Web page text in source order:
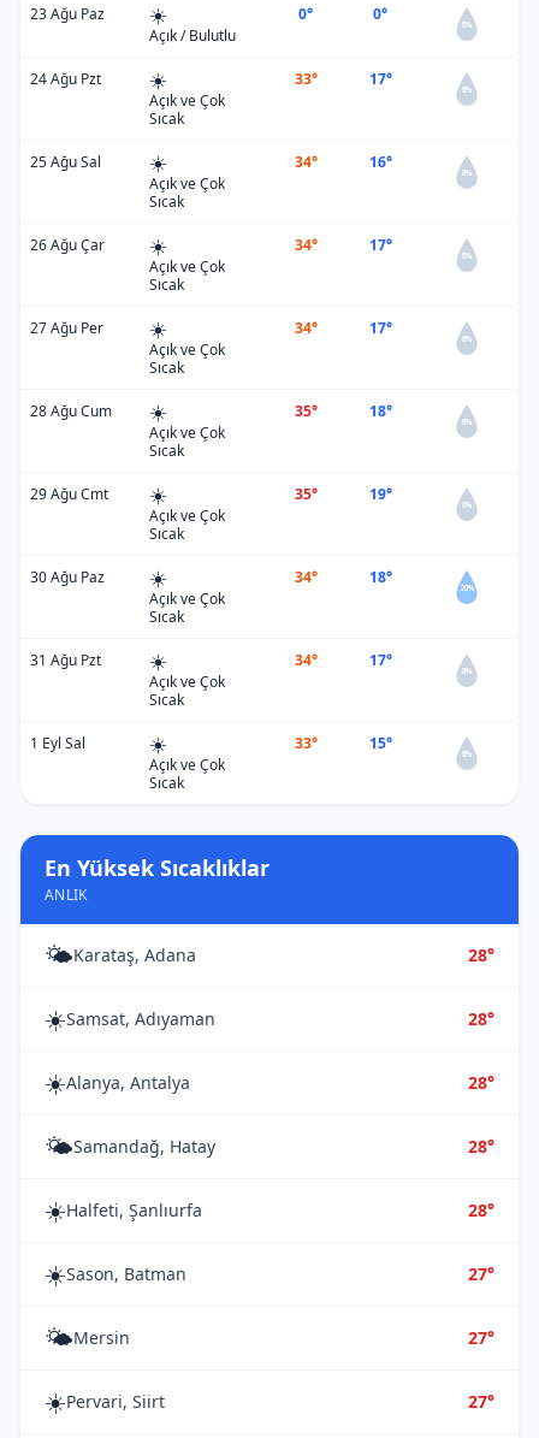
23 Ağu Paz ☀️
Açık / Bulutlu
0° 0°
0%
24 Ağu Pzt ☀️
Açık ve Çok
Sıcak
33° 17°
0%
25 Ağu Sal ☀️
Açık ve Çok
Sıcak
34° 16°
0%
26 Ağu Çar ☀️
Açık ve Çok
Sıcak
34° 17°
0%
27 Ağu Per ☀️
Açık ve Çok
Sıcak
34° 17°
0%
28 Ağu Cum ☀️
Açık ve Çok
Sıcak
35° 18°
0%
29 Ağu Cmt ☀️
Açık ve Çok
Sıcak
35° 19°
0%
30 Ağu Paz ☀️
Açık ve Çok
Sıcak
34° 18°
20%
31 Ağu Pzt ☀️
Açık ve Çok
Sıcak
34° 17°
0%
1 Eyl Sal ☀️
Açık ve Çok
Sıcak
33° 15°
0%
En Yüksek Sıcaklıklar
ANLIK
🌤️Karataş, Adana 28°
☀️Samsat, Adıyaman 28°
☀️Alanya, Antalya 28°
🌤️Samandağ, Hatay 28°
☀️Halfeti, Şanlıurfa 28°
☀️Sason, Batman 27°
🌤️Mersin 27°
☀️Pervari, Siirt 27°